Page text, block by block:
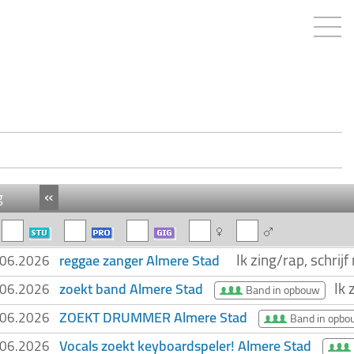
«
reggae zanger Almere Stad Ik zing/rap,
zoekt band Almere Stad Band in opbouw Ik
ZOEKT DRUMMER Almere Stad Band in
Vocals zoekt keyboardspeler! Almere Stad